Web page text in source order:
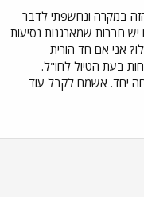
במקרה ונחשפתי לדבר
חברות שמארגנות נסיעות
אני אם חד הורית
בעת הטיול לחו"ל.
יחד. אשמח לקבל עוד